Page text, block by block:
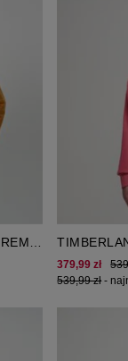
GARMENT
379,99 zł
539,99 zł-